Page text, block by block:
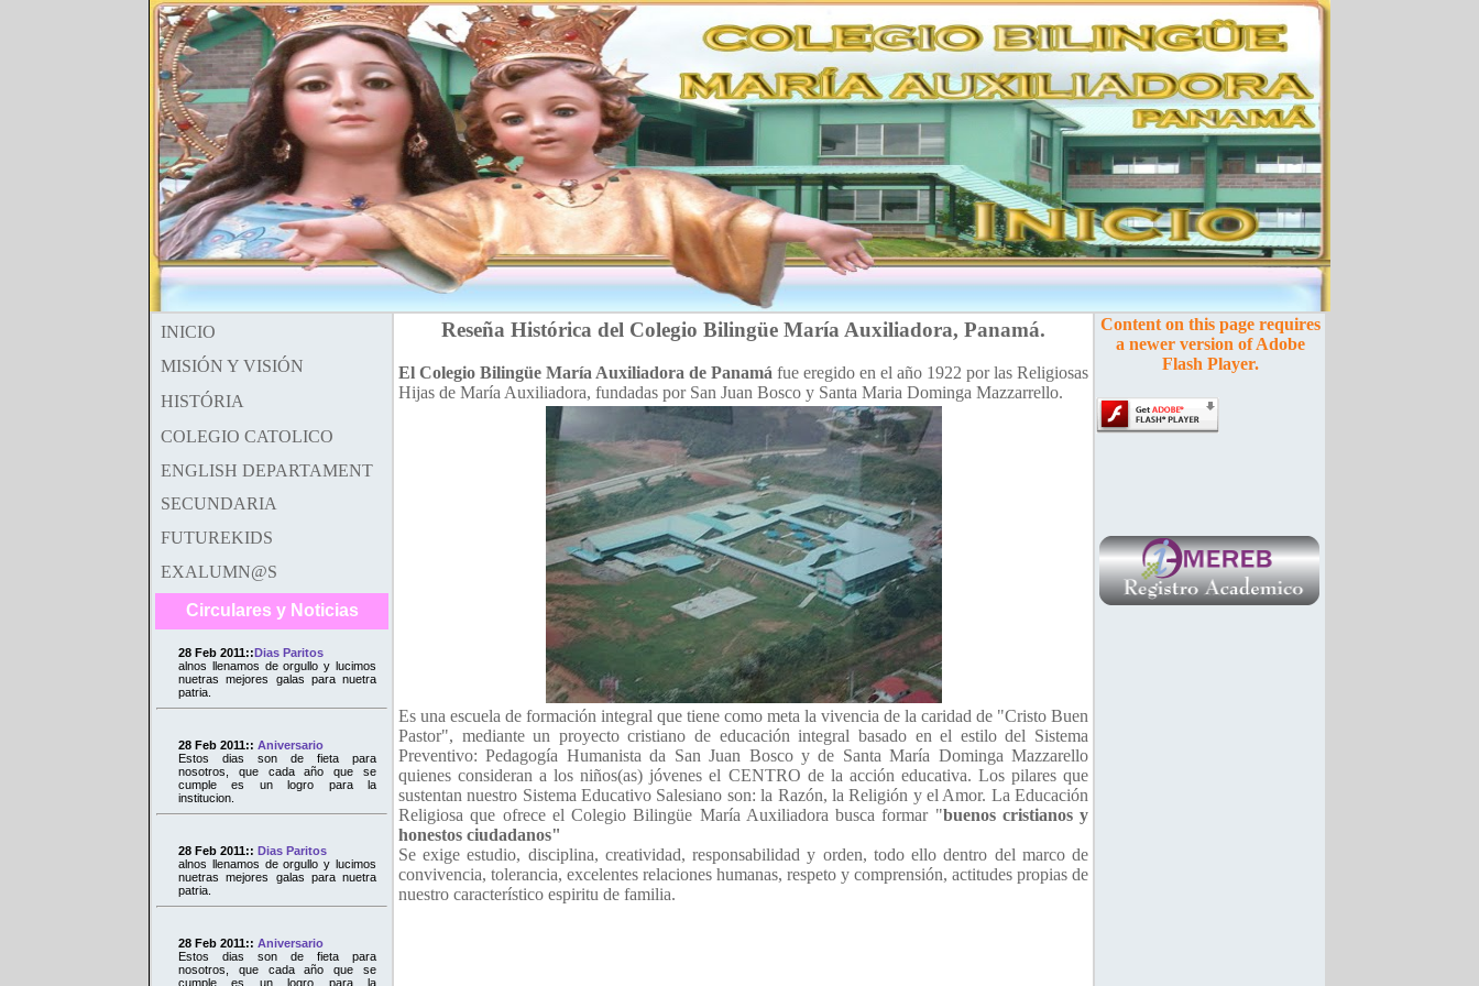
INICIO
MISIÓN Y VISIÓN
HISTÓRIA
COLEGIO CATOLICO
ENGLISH DEPARTAMENT
SECUNDARIA
FUTUREKIDS
EXALUMN@S
Circulares y Noticias
28 Feb 2011::Dias Paritos
alnos llenamos de orgullo y lucimos
nuetras mejores galas para nuetra
patria.
28 Feb 2011:: Aniversario
Estos dias son de fieta para
nosotros, que cada año que se
cumple es un logro para la
institucion.
28 Feb 2011:: Dias Paritos
alnos llenamos de orgullo y lucimos
nuetras mejores galas para nuetra
patria.
28 Feb 2011:: Aniversario
Estos dias son de fieta para
nosotros, que cada año que se
cumple es un logro para la
Reseña Histórica del Colegio Bilingüe María Auxiliadora, Panamá.
El Colegio Bilingüe María Auxiliadora de Panamá fue eregido en el año 1922 por las Religiosas
Hijas de María Auxiliadora, fundadas por San Juan Bosco y Santa Maria Dominga Mazzarrello.
Es una escuela de formación integral que tiene como meta la vivencia de la caridad de "Cristo Buen
Pastor", mediante un proyecto cristiano de educación integral basado en el estilo del Sistema
Preventivo: Pedagogía Humanista da San Juan Bosco y de Santa María Dominga Mazzarello
quienes consideran a los niños(as) jóvenes el CENTRO de la acción educativa. Los pilares que
sustentan nuestro Sistema Educativo Salesiano son: la Razón, la Religión y el Amor. La Educación
Religiosa que ofrece el Colegio Bilingüe María Auxiliadora busca formar "buenos cristianos y
honestos ciudadanos"
Se exige estudio, disciplina, creatividad, responsabilidad y orden, todo ello dentro del marco de
convivencia, tolerancia, excelentes relaciones humanas, respeto y comprensión, actitudes propias de
nuestro característico espiritu de familia.
Content on this page requires
a newer version of Adobe
Flash Player.